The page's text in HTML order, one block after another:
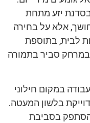
יזע מתחת
אלא על בחירה
לבית, בתוספת
במרחק סביר בתמורה
במקום חילוני
בלשון המעטה.
בסביבת